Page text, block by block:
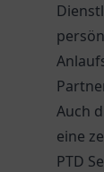
Auch
eine
PTD